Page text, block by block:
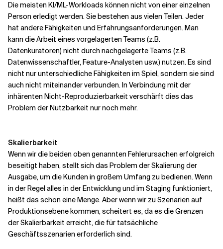
Die meisten KI/ML-Workloads können nicht von einer einzelnen
Person erledigt werden. Sie bestehen aus vielen Teilen. Jeder
hat andere Fähigkeiten und Erfahrungsanforderungen. Man
kann die Arbeit eines vorgelagerten Teams (z.B.
Datenkuratoren) nicht durch nachgelagerte Teams (z.B.
Datenwissenschaftler, Feature-Analysten usw.) nutzen. Es sind
nicht nur unterschiedliche Fähigkeiten im Spiel, sondern sie sind
auch nicht miteinander verbunden. In Verbindung mit der
inhärenten Nicht-Reproduzierbarkeit verschärft dies das
Problem der Nutzbarkeit nur noch mehr.
Skalierbarkeit
Wenn wir die beiden oben genannten Fehlerursachen erfolgreich
beseitigt haben, stellt sich das Problem der Skalierung der
Ausgabe, um die Kunden in großem Umfang zu bedienen. Wenn
in der Regel alles in der Entwicklung und im Staging funktioniert,
heißt das schon eine Menge. Aber wenn wir zu Szenarien auf
Produktionsebene kommen, scheitert es, da es die Grenzen
der Skalierbarkeit erreicht, die für tatsächliche
Geschäftsszenarien erforderlich sind.